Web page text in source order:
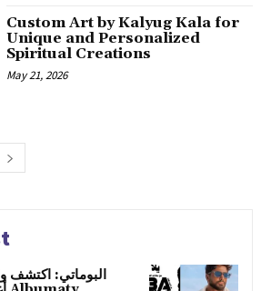
Custom Art by Kalyug Kala for
Unique and Personalized
Spiritual Creations
May 21, 2026
البوماتي: اكتشف